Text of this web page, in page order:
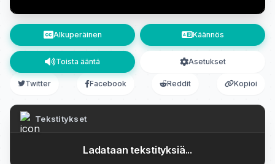
Alkuperäinen Käännös
Toista ääntä Asetukset
Twitter Facebook Reddit Kopioi
Tekstitykset
Ladataan tekstityksiä...